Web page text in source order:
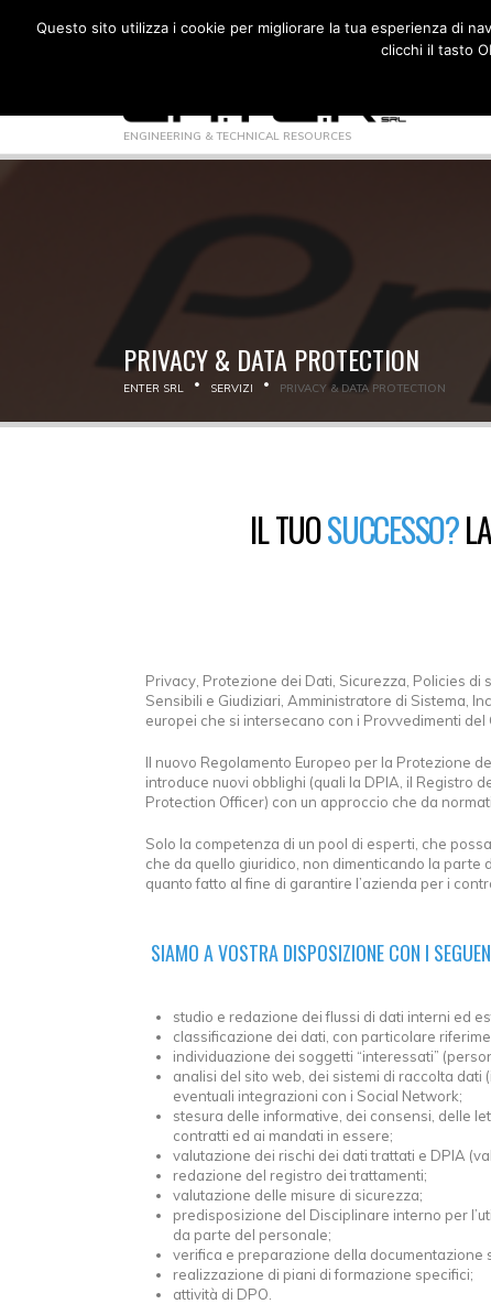
+39 030 2000975 INFO@ENTERSRL.COM
ENGINEERING & TECHNICAL RESOURCES
PRIVACY & DATA PROTECTION
ENTER SRL SERVIZI PRIVACY & DATA PROTECTION
IL TUOSUCCESSO?LA
Privacy, Protezione dei Dati, Sicurezza, Policies
Sensibili e Giudiziari, Amministratore di Sistema,
europei che si intersecano con i Provvedimenti del
Il nuovo Regolamento Europeo per la Protezione
introduce nuovi obblighi (quali la DPIA, il Registro
Protection Officer) con un approccio che da
Solo la competenza di un pool di esperti, che
che da quello giuridico, non dimenticando la
quanto fatto al fine di garantire l’azienda per i
SIAMO A VOSTRA DISPOSIZIONE CON I
studio e redazione dei flussi di dati interni ed
classificazione dei dati, con particolare
individuazione dei soggetti “interessati”
analisi del sito web, dei sistemi di raccolta
eventuali integrazioni con i Social Network;
stesura delle informative, dei consensi, delle
contratti ed ai mandati in essere;
valutazione dei rischi dei dati trattati e DPIA
redazione del registro dei trattamenti;
valutazione delle misure di sicurezza;
predisposizione del Disciplinare interno per
da parte del personale;
verifica e preparazione della documentazione
realizzazione di piani di formazione specifici;
attività di DPO.
Questo sito utilizza i cookie per migliorare la tua esperienza di
clicchi il tasto